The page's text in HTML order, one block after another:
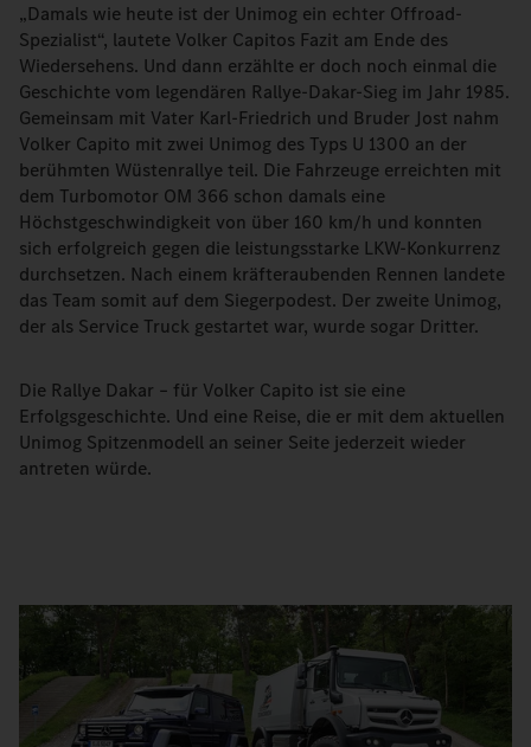
„Damals wie heute ist der Unimog ein echter Offroad-
Spezialist“, lautete Volker Capitos Fazit am Ende des
Wiedersehens. Und dann erzählte er doch noch einmal die
Geschichte vom legendären Rallye-Dakar-Sieg im Jahr 1985.
Gemeinsam mit Vater Karl-Friedrich und Bruder Jost nahm
Volker Capito mit zwei Unimog des Typs U 1300 an der
berühmten Wüstenrallye teil. Die Fahrzeuge erreichten mit
dem Turbomotor OM 366 schon damals eine
Höchstgeschwindigkeit von über 160 km/h und konnten
sich erfolgreich gegen die leistungsstarke LKW-Konkurrenz
durchsetzen. Nach einem kräfteraubenden Rennen landete
das Team somit auf dem Siegerpodest. Der zweite Unimog,
der als Service Truck gestartet war, wurde sogar Dritter.
Die Rallye Dakar – für Volker Capito ist sie eine
Erfolgsgeschichte. Und eine Reise, die er mit dem aktuellen
Unimog Spitzenmodell an seiner Seite jederzeit wieder
antreten würde.